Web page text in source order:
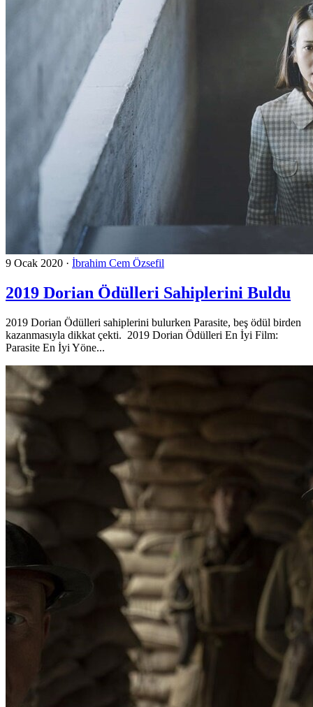
9 Ocak 2020 · İbrahim Cem Özsefil
2019 Dorian Ödülleri Sahiplerini Buldu
2019 Dorian Ödülleri sahiplerini bulurken Parasite, beş ödül birden
kazanmasıyla dikkat çekti. 2019 Dorian Ödülleri En İyi Film:
Parasite En İyi Yöne...